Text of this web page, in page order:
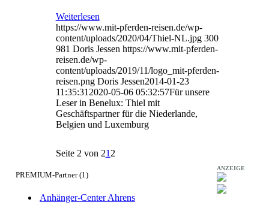
Weiterlesen
https://www.mit-pferden-reisen.de/wp-
content/uploads/2020/04/Thiel-NL.jpg 300
981 Doris Jessen https://www.mit-pferden-
reisen.de/wp-
content/uploads/2019/11/logo_mit-pferden-
reisen.png Doris Jessen2014-01-23
11:35:31 2020-05-06 05:32:57Für unsere
Leser in Benelux: Thiel mit
Geschäftspartner für die Niederlande,
Belgien und Luxemburg
Seite 2 von 21 2
ANZEIGE
PREMIUM-Partner (1)
Anhänger-Center Ahrens